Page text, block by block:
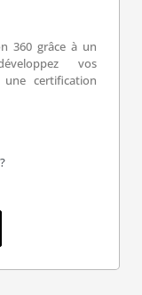
360 grâce à un
vos
certification